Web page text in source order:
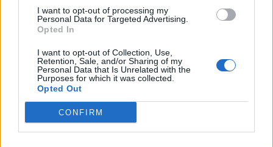
I want to opt-out of processing my
Personal Data for Targeted Advertising.
Opted In
I want to opt-out of Collection, Use,
Retention, Sale, and/or Sharing of my
Personal Data that Is Unrelated with the
Purposes for which it was collected.
Opted Out
CONFIRM
Le chiedo anche se ha recuperato l’inchiesta di Fabrizio
Corona andata in onda lunedì sera.
"No, le devo dire la verità: non l’ho recuperata".
Direttore, in chiusura la porto sulla finale di Coppa Italia
tra Lazio e Inter: chi parte avvantaggiato tra Inter e